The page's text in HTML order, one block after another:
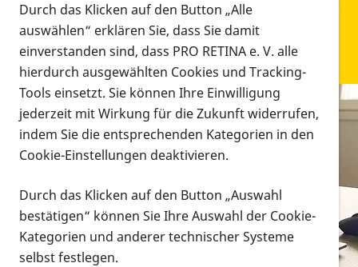
Infomaterial
Infomaterial
Vorlesen
Alle Infomaterialien in verschiedenen
Formaten an einem Ort
Durch das Klicken auf den Button „Alle
auswählen“ erklären Sie, dass Sie damit
einverstanden sind, dass PRO RETINA e. V. alle
hierdurch ausgewählten Cookies und Tracking-
Tools einsetzt. Sie können Ihre Einwilligung
jederzeit mit Wirkung für die Zukunft widerrufen,
indem Sie die entsprechenden Kategorien in den
Cookie-Einstellungen deaktivieren.
Durch das Klicken auf den Button „Auswahl
bestätigen“ können Sie Ihre Auswahl der Cookie-
Kategorien und anderer technischer Systeme
selbst festlegen.